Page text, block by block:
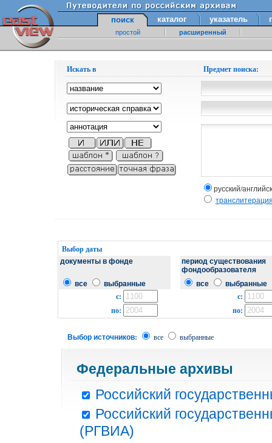
поиск каталог указатель
простой расширенный
Искать в Предмет поиска:
русский/
Выбор даты
документы в фонде
период существования
фондообразователя
все
выбранные все выбранные
с:
с:
по:
по:
Выбор источников: все выбранные
Федеральные архивы
Российский
Российский
(РГВИА)